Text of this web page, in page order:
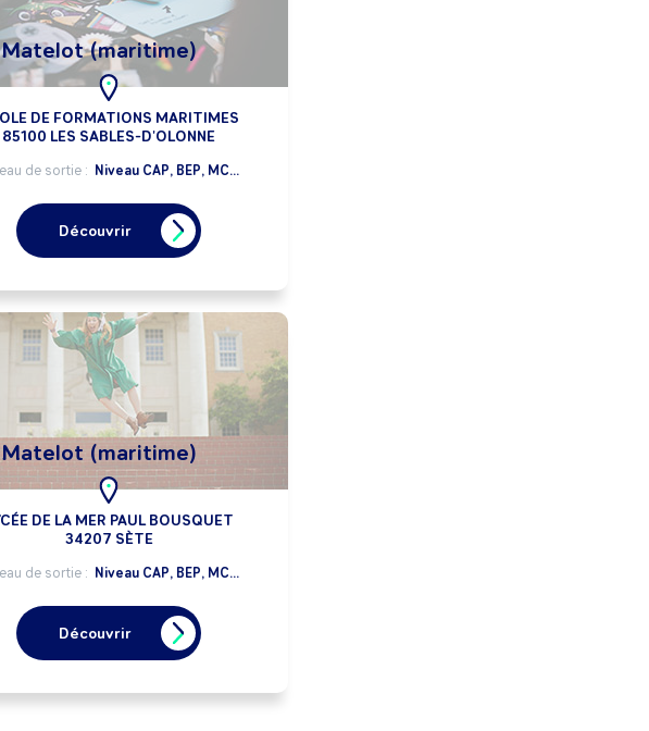
Matelot (maritime)
DE FORMATIONS MARITIMES
85100 LES SABLES-D'OLONNE
de sortie : Niveau CAP, BEP, MC...
Découvrir
Matelot (maritime)
DE LA MER PAUL BOUSQUET
34207 SÈTE
de sortie : Niveau CAP, BEP, MC...
Découvrir